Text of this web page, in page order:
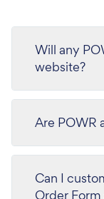
Will any
website?
Are POWR
Can I
Order